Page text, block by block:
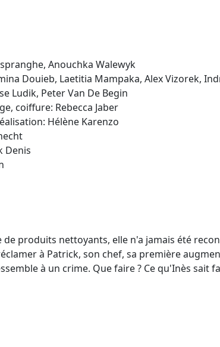
Anouchka Walewyk
Douieb, Laetitia Mampaka, Alex Vizorek,
Ludik, Peter Van De Begin
coiffure: Rebecca Jaber
Hélène Karenzo
Denis
produits nettoyants, elle n'a jamais été
à Patrick, son chef, sa première
à un crime. Que faire ? Ce qu'Inès sait